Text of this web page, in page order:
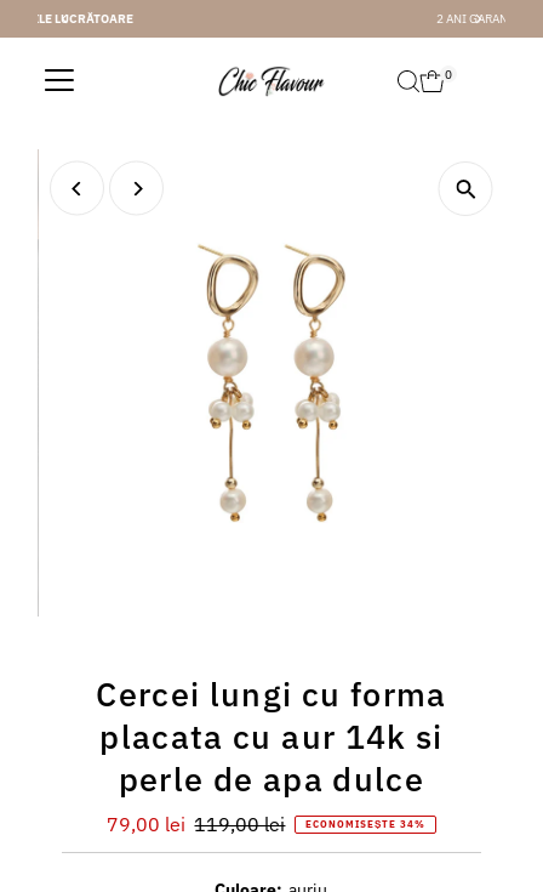
Sari la conținut
0
Cercei lungi cu forma
placata cu aur 14k si
perle de apa dulce
Preț
redus
79,00 lei Preț
întreg
119,00 lei ECONOMISEȘTE 34%